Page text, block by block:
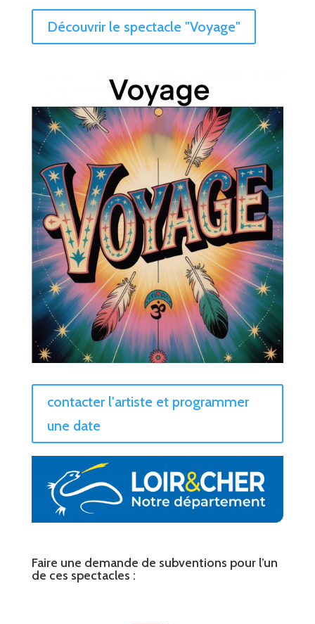
Découvrir le spectacle "Voyage"
contacter l'artiste et programmer
une date
Faire une demande de subventions pour l’un
de ces spectacles :